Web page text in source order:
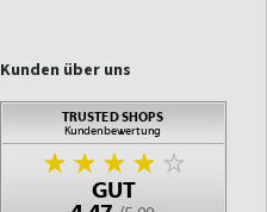
Kunden über uns